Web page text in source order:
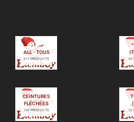
ALL - TOUS
611 PRODUCTS 69
CEINTURES
FLÉCHÉES
106 PRODUCTS 22